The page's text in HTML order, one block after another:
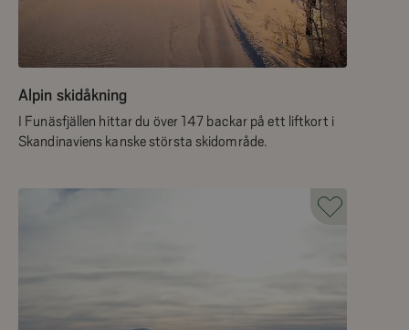
Alpin skidåkning
I Funäsfjällen hittar du över 147 backar på ett liftkort i
Skandinaviens kanske största skidområde.